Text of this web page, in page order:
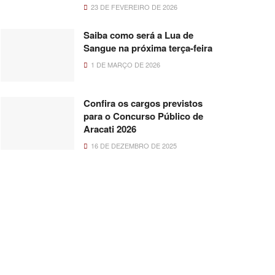
23 DE FEVEREIRO DE 2026
Saiba como será a Lua de
Sangue na próxima terça-feira
1 DE MARÇO DE 2026
Confira os cargos previstos
para o Concurso Público de
Aracati 2026
16 DE DEZEMBRO DE 2025